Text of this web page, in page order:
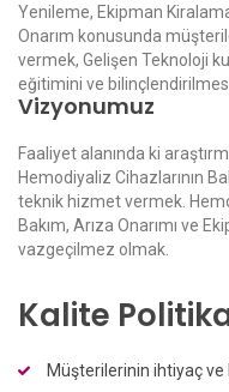
Yenileme, Ekipman
Onarım konusunda
vermek, Gelişen Teknoloji
eğitimini ve
Vizyonumuz
Faaliyet alanında ki
Hemodiyaliz Cihazlarının
teknik hizmet vermek.
Bakım, Arıza Onarımı ve
vazgeçilmez olmak.
Kalite
Müşterilerinin ihtiyaç